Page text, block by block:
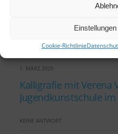
Cookie-Richtlinie
KEINE ANTWORT
1. MÄRZ 2020
Kalligrafie mit Verena
Jugendkunstschule
KEINE ANTWORT